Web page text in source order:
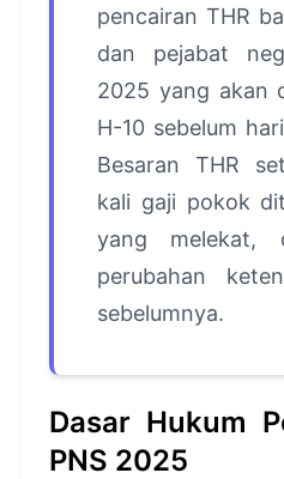
pencairan THR
dan pejabat
2025 yang akan
H-10 sebelum
Besaran THR
kali gaji pokok
yang melekat,
perubahan
sebelumnya.
Dasar Hukum
PNS 2025